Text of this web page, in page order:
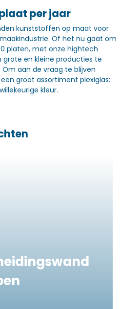
per jaar
kunststoffen op maat voor
Of het nu gaat om
platen, met onze hightech
en kleine producties te
Om aan de vraag te blijven
groot assortiment plexiglas:
kleur.